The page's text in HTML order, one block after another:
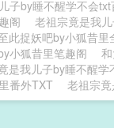
子by睡不醒学不会txt
阁 老祖宗竟是我
此捉妖吧by小狐昔里
小狐昔里笔趣阁
是我儿子by睡不醒学
番外TXT 老祖宗